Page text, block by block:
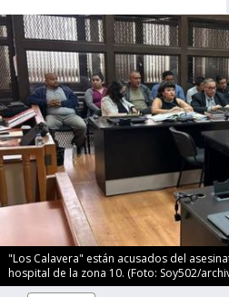
"Los Calavera" están acusados del
hospital de la zona 10. (Foto: Soy502/